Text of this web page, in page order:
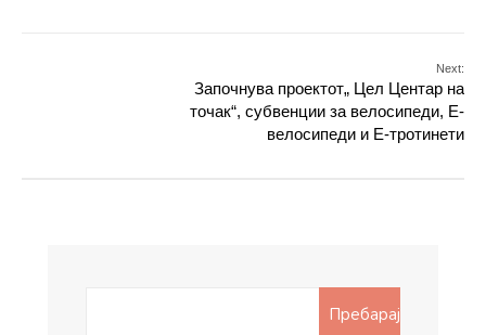
Next:
Започнува проектот„ Цел Центар на
точак“, субвенции за велосипеди, Е-
велосипеди и Е-тротинети
Пребарај